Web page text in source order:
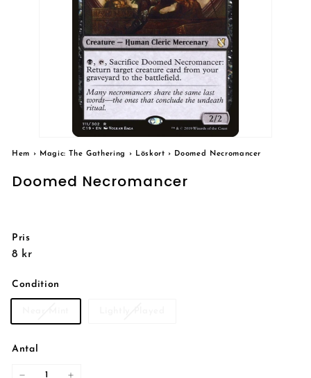
Hem › Magic: The Gathering › Löskort › Doomed Necromancer
Doomed Necromancer
Pris
Reguljärt
8 kr8
Condition
Antal